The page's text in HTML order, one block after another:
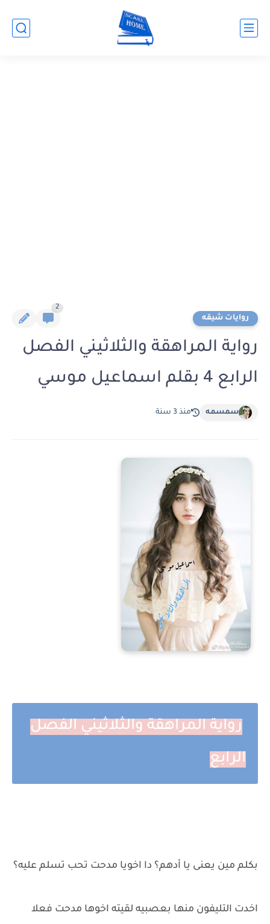
روايات شيقه
2
رواية المراهقة والثلاثيني الفصل
الرابع 4 بقلم اسماعيل موسي
سمسمه منذ 3 سنة
رواية المراهقة والثلاثيني الفصل
الرابع
بكلم مين يعنى يا أدهم؟ دا اخويا مدحت تحب تسلم عليه؟
اخدت التليفون منها بعصبيه لقيته اخوها مدحت فعلا